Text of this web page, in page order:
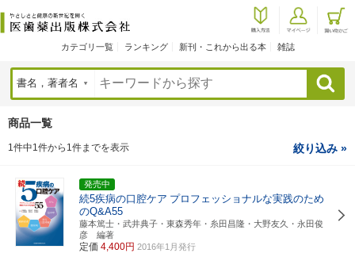
カテゴリ一覧 ランキング 新刊・これから出る本 雑誌
検索
商品一覧
1件中1件から1件までを表示 絞り込み »
発売中
続5疾病の口腔ケア プロフェッショナルな実践のため
のQ&A55
藤本篤士・武井典子・東森秀年・糸田昌隆・大野友久・永田俊
彦 編著
定価 4,400円 2016年1月発行